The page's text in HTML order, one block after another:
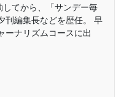
てから、「サンデー毎
刊編集長などを歴任。 早
ーナリズムコースに出